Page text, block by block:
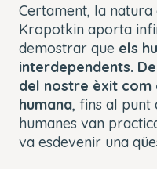
Certament, la natura
Kropotkin aporta
demostrar que els
interdependents.
del nostre èxit com
humana, fins al punt
humanes van
va esdevenir una